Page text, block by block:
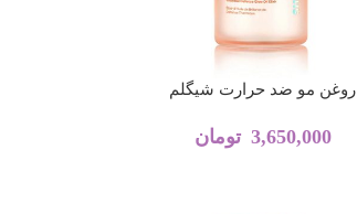
روغن مو ضد حرارت شیگلم
3,650,000 تومان